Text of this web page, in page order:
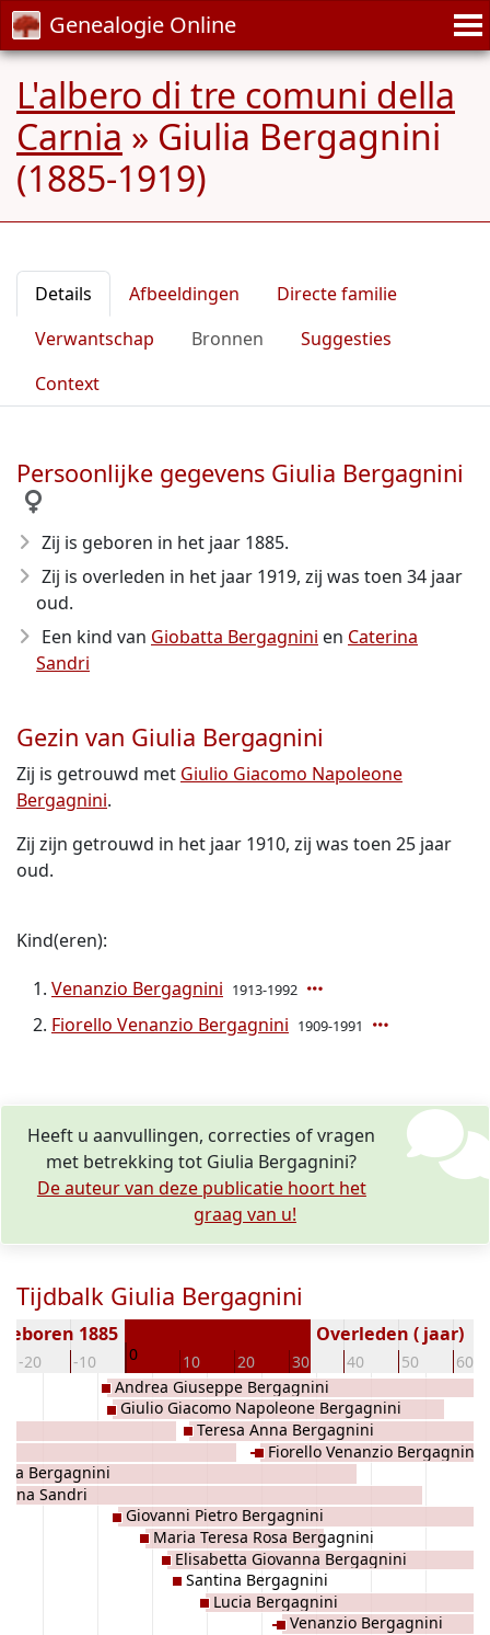
Genealogie Online
L'albero di tre comuni della
Carnia » Giulia Bergagnini
(1885-1919)
Details Afbeeldingen
Directe familie
Verwantschap
Bronnen
Suggesties
Context
Persoonlijke gegevens Giulia Bergagnini
Zij is geboren in het jaar 1885.
Zij is overleden in het jaar 1919, zij was toen 34 jaar
oud.
Een kind van Giobatta Bergagnini en Caterina
Sandri
Gezin van Giulia Bergagnini
Zij is getrouwd met Giulio Giacomo Napoleone
Bergagnini.
Zij zijn getrouwd in het jaar 1910, zij was toen 25 jaar
oud.
Kind(eren):
Venanzio Bergagnini 1913-1992
Fiorello Venanzio Bergagnini 1909-1991
Heeft u aanvullingen, correcties of vragen
met betrekking tot Giulia Bergagnini?
De auteur van deze publicatie hoort het
graag van u!
Tijdbalk Giulia Bergagnini
-20 -10 0 10 20 30 40 50 60
1885 Overleden ( jaar)
Bergagnini
Sandri
Andrea Giuseppe Bergagnini
Giulio Giacomo Napoleone Bergagnini
Giovanni Pietro Bergagnini
Maria Teresa Rosa Bergagnini
Elisabetta Giovanna Bergagnini
Santina Bergagnini
Teresa Anna Bergagnini
Lucia Bergagnini
Fiorello Venanzio Bergagnini
Venanzio Bergagnini